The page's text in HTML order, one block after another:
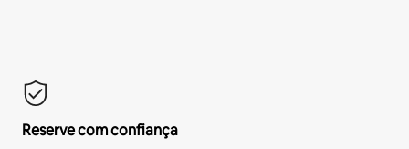
Reserve com confiança